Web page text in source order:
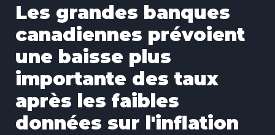
Les grandes banques
canadiennes prévoient
une baisse plus
importante des taux
après les faibles
données sur l'inflation